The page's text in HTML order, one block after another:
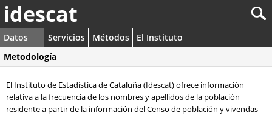
idescat
Datos Servicios Métodos
El Instituto
Metodología
El Instituto de Estadística de Cataluña (Idescat) ofrece información
relativa a la frecuencia de los nombres y apellidos de la población
residente a partir de la información del Censo de población y vivendas